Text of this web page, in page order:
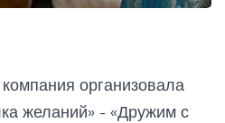
организовала
желаний» - «Дружим с